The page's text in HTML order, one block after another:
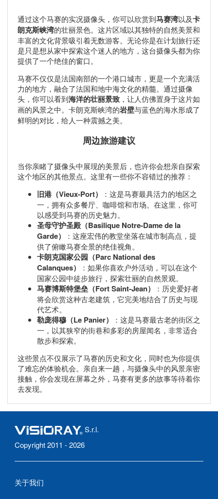
通过这个马赛的实况摄像头，你可以欣赏到马赛湾以及卡
朗克斯峡湾的壮丽景色。这片区域以其独特的自然美景和
丰富的文化背景吸引着无数游客。无论你是在计划旅行还
是只是想从家中探索这个迷人的地方，这台摄像头都为你
提供了一个绝佳的窗口。
马赛不仅仅是法国南部的一个港口城市，更是一个充满活
力的地方，融合了法国和地中海文化的精髓。通过摄像
头，你可以看到海洋的壮丽景致 ，让人仿佛置身于这片如
画的风景之中。卡朗克斯峡湾的岩壁与蓝色的海水形成了
鲜明的对比，给人一种震撼之美。
周边旅游建议
当你亲睹了摄像头中展现的美景后，也许你会想亲自探索
这个地区的其他景点。这里有一些你不容错过的推荐：
旧港（Vieux-Port）
：这是马赛最具活力的地区之
一，拥有众多餐厅、咖啡馆和市场。在这里，你可
以感受到马赛的历史魅力。
圣母守护圣殿（Basilique Notre-Dame de la
Garde）
：这座宏伟的教堂坐落在城市制高点，提
供了俯瞰马赛全景的绝佳视角。
卡朗克国家公园（Parc National des
Calanques）
：如果你喜欢户外活动，可以在这个
国家公园中徒步旅行，探索壮丽的自然景观。
马赛博斯特堡垒（Fort Saint-Jean）
：历史爱好者
将会欣赏这种古老建筑，它完美地结合了历史与现
代艺术。
勒庞得穆（Le Panier）
：这是马赛最古老的街区之
一，以其狭窄的街巷和多彩的房屋闻名，非常适合
散步和探索。
这些景点不仅展示了马赛的历史和文化，同时也为你提供
了难忘的体验机会。亲自来一趟，与摄像头中的风景亲密
接触，你会发现在屏幕之外，马赛有更多的故事等待着你
去发现。
S.r.l.
Copyright 2011 - 2026
关于我们